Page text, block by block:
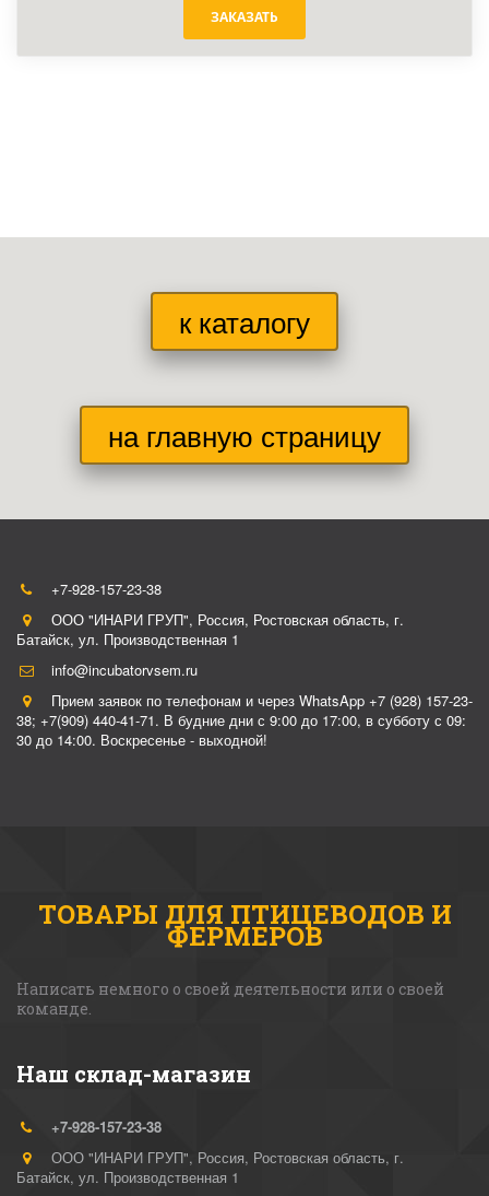
ЗАКАЗАТЬ
к каталогу
на главную страницу
+7-928-157-23-38
ООО "ИНАРИ ГРУП", Россия, Ростовская область, г.
Батайск, ул. Производственная 1
info@incubatorvsem.ru
Прием заявок по телефонам и через WhatsApp +7 (928) 157-23-
38; +7(909) 440-41-71. В будние дни с 9:00 до 17:00, в субботу с 09:
30 до 14:00. Воскресенье - выходной!
ТОВАРЫ ДЛЯ ПТИЦЕВОДОВ И
ФЕРМЕРОВ
Написать немного о своей деятельности или о своей
команде.
Наш склад-магазин
+7-928-157-23-38
ООО "ИНАРИ ГРУП", Россия, Ростовская область, г.
Батайск, ул. Производственная 1